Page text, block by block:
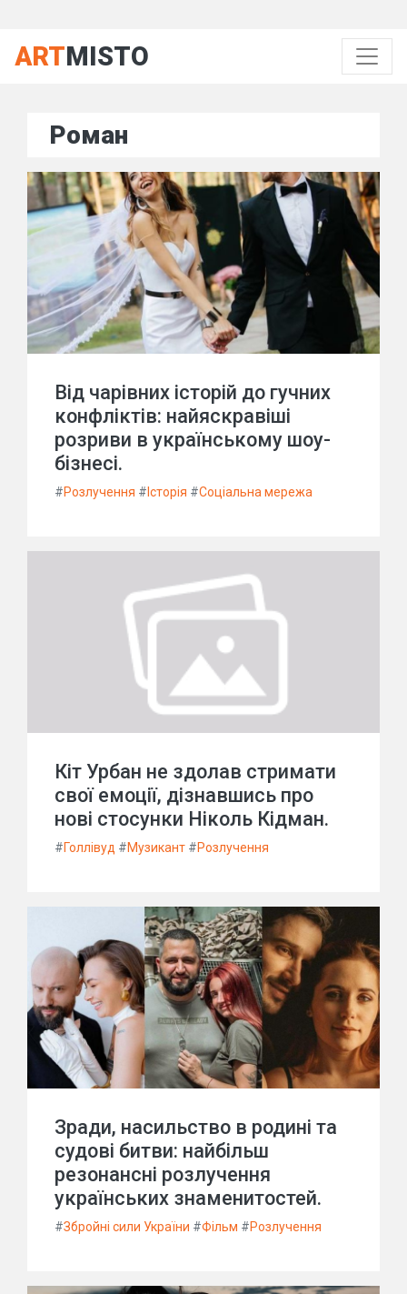
ARTMISTO
Роман
Від чарівних історій до гучних
конфліктів: найяскравіші
розриви в українському шоу-
бізнесі.
#Розлучення # Історія #Соціальна мережа
Кіт Урбан не здолав стримати
свої емоції, дізнавшись про
нові стосунки Ніколь Кідман.
#Голлівуд #Музикант #Розлучення
Зради, насильство в родині та
судові битви: найбільш
резонансні розлучення
українських знаменитостей.
#Збройні сили України #Фільм #Розлучення